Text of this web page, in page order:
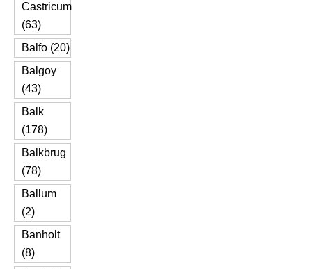
Castricum
(63)
Balfo (20)
Balgoy
(43)
Balk
(178)
Balkbrug
(78)
Ballum
(2)
Banholt
(8)